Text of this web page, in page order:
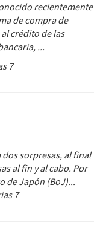
recientemente
de compra de
crédito de las
...
7
sorpresas, al final
al fin y al cabo. Por
de Japón (BoJ)...
7